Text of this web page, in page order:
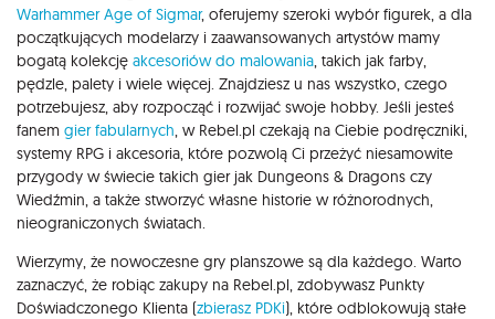
Warhammer Age of Sigmar, oferujemy szeroki wybór figurek, a dla
początkujących modelarzy i zaawansowanych artystów mamy
bogatą kolekcję akcesoriów do malowania , takich jak farby,
pędzle, palety i wiele więcej. Znajdziesz u nas wszystko, czego
potrzebujesz, aby rozpocząć i rozwijać swoje hobby. Jeśli jesteś
fanem gier fabularnych , w Rebel.pl czekają na Ciebie podręczniki,
systemy RPG i akcesoria, które pozwolą Ci przeżyć niesamowite
przygody w świecie takich gier jak Dungeons & Dragons czy
Wiedźmin, a także stworzyć własne historie w różnorodnych,
nieograniczonych światach.
Wierzymy, że nowoczesne gry planszowe są dla każdego. Warto
zaznaczyć, że robiąc zakupy na Rebel.pl, zdobywasz Punkty
Doświadczonego Klienta (zbierasz PDKi), które odblokowują stałe